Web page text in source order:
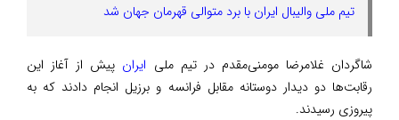
تیم ملی والیبال ایران با برد متوالی قهرمان جهان شد
شاگردان غلامرضا مومنی‌مقدم در تیم ملی ایران پیش از آغاز این
رقابت‌ها دو دیدار دوستانه مقابل فرانسه و برزیل انجام دادند که به
پیروزی رسیدند.